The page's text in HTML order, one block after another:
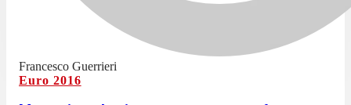
Francesco Guerrieri
Euro 2016